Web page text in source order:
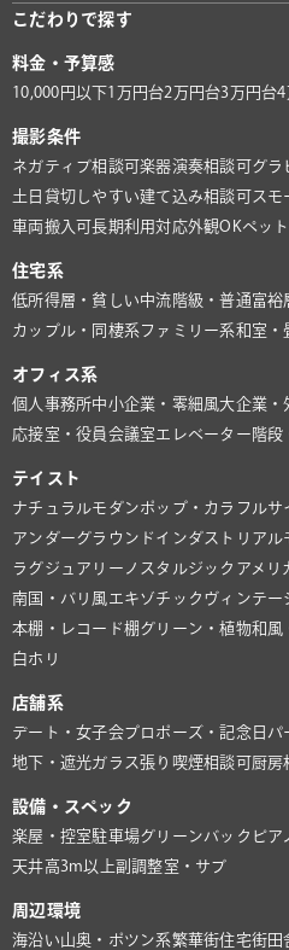
こだわりで探す
料金・予算感
10,000円以下1万円台2万円台3万円台4
撮影条件
ネガティブ相談可楽器演奏相談可 グラ
土日貸切しやすい建て込み相談可 スモ
車両搬入可長期利用対応外観OKペッ
住宅系
低所得層・貧しい中流階級・普通富裕
カップル・同棲系ファミリー系和室・
オフィス系
個人事務所中小企業・零細風大企業・
応接室・役員会議室 エレベーター 階段
テイスト
ナチュラルモダンポップ・カラフルサ
アンダーグラウンド インダストリアル
ラグジュアリー ノスタルジック アメリ
南国・バリ風 エキゾチック ヴィンテー
本棚・レコード棚グリーン・植物和風
白ホリ
店舗系
デート・女子会プロポーズ・記念日 パ
地下・遮光ガラス張り 喫煙相談可 厨房
設備・スペック
楽屋・控室駐車場グリーンバック ピア
天井高3m以上副調整室・サブ
周辺環境
海沿い山奥・ポツン系繁華街住宅街田